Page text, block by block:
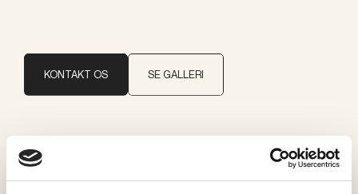
KONTAKT OS SE GALLERI
Brand
Delta Light